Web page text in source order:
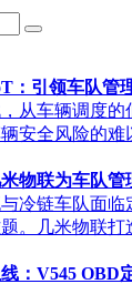
：引领车队管
从车辆调度的
安全风险的
物联为车队管
冷链车队面
。几米物联
：V545 OBD